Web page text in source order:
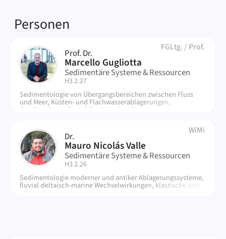
Verknüpfte
Personen
MG Prof. Dr.
Marcello Gugliotta
FGLtg. / Prof.
Sedimentäre Systeme & Ressourcen
| Raum:
H3 2.27
Sedimentologie von Übergangsbereichen zwischen Fluss
und Meer, Küsten- und Flachwasserablagerungen,
Gezeitendynamik und damit verbundene
Dynamik von Plastik in der Umwelt
MV Dr.
Mauro Nicolás Valle
WiMi
Sedimentäre Systeme & Ressourcen
| Raum:
H3 2.26
Sedimentologie moderner und antiker Ablagerungssysteme,
fluvial-deltaisch-marine Wechselwirkungen, klastische und